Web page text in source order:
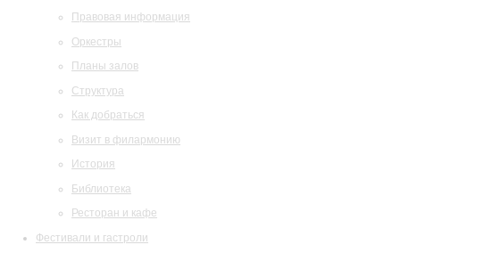
Правовая информация
Оркестры
Планы залов
Структура
Как добраться
Визит в филармонию
История
Библиотека
Ресторан и кафе
Фестивали и гастроли